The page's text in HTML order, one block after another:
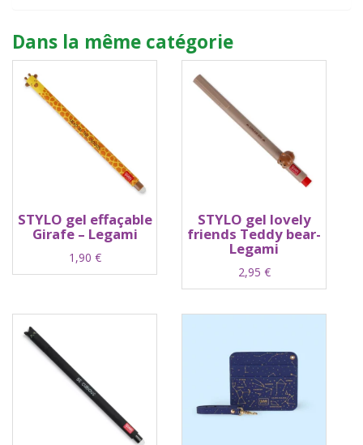
Dans la même catégorie
STYLO gel effaçable
Girafe – Legami
1,90 €
STYLO gel lovely
friends Teddy bear-
Legami
2,95 €